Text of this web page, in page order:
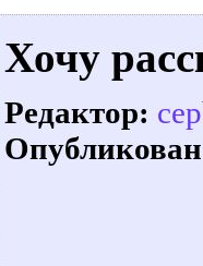
Хочу
Редактор: